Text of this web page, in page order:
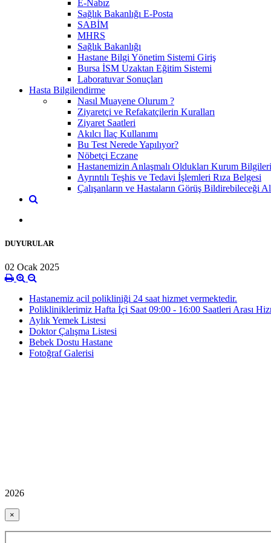
E-Nabız
Sağlık Bakanlığı E-Posta
SABİM
MHRS
Sağlık Bakanlığı
Hastane Bilgi Yönetim Sistemi Giriş
Bursa İSM Uzaktan Eğitim Sistemi
Laboratuvar Sonuçları
Hasta Bilgilendirme
Nasıl Muayene Olurum ?
Ziyaretçi ve Refakatçilerin Kuralları
Ziyaret Saatleri
Akılcı İlaç Kullanımı
Bu Test Nerede Yapılıyor?
Nöbetçi Eczane
Hastanemizin Anlaşmalı Oldukları Kurum Bilgileri
Ayrıntılı Teşhis ve Tedavi İşlemleri Rıza Belgesi
Çalışanların ve Hastaların Görüş Bildirebileceği
DUYURULAR
02 Ocak 2025
Hastanemiz acil polikliniği 24 saat hizmet vermektedir.
Polikliniklerimiz Hafta İçi Saat 09:00 - 16:00 Saatleri Arası
Aylık Yemek Listesi
Doktor Çalışma Listesi
Bebek Dostu Hastane
Fotoğraf Galerisi
2026
×